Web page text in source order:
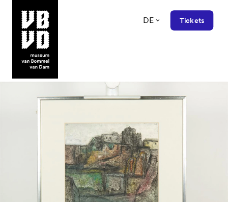
museum van Bommel van Dam
DE Tickets